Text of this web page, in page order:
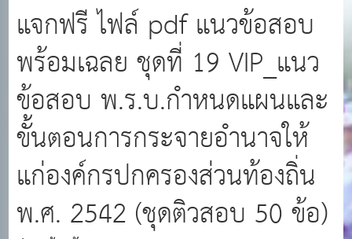
แจกฟรี ไฟล์ pdf แนวข้อสอบ
พร้อมเฉลย ชุดที่ 19 VIP_แนว
ข้อสอบ พ.ร.บ.กำหนดแผนและ
ขั้นตอนการกระจายอำนาจให้
แก่องค์กรปกครองส่วนท้องถิ่น
พ.ศ. 2542 (ชุดติวสอบ 50 ข้อ)